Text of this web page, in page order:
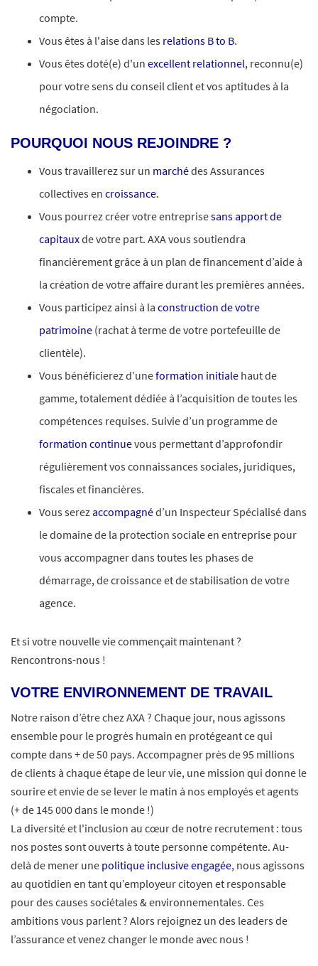
compte.
Vous êtes à l'aise dans les relations B to B.
Vous êtes doté(e) d'un excellent relationnel, reconnu(e)
pour votre sens du conseil client et vos aptitudes à la
négociation.
POURQUOI NOUS REJOINDRE ?
Vous travaillerez sur un marchédes Assurances
collectives en croissance.
Vous pourrez créer votre entreprisesans apport de
capitauxde votre part. AXA vous soutiendra
financièrement grâce à un plan de financement d’aide à
la création de votre affaire durant les premières années.
Vous participez ainsi à la construction de votre
patrimoine (rachat à terme de votre portefeuille de
clientèle).
Vous bénéficierez d’uneformation initiale haut de
gamme, totalement dédiée à l’acquisition de toutes les
compétences requises. Suivie d’un programme de
formation continuevous permettant d’approfondir
régulièrement vos connaissances sociales, juridiques,
fiscales et financières.
Vous serez accompagnéd’un Inspecteur Spécialisé dans
le domaine de la protection sociale en entreprise pour
vous accompagner dans toutes les phases de
démarrage, de croissance et de stabilisation de votre
agence.
Et si votre nouvelle vie commençait maintenant ?
Rencontrons-nous !
VOTRE ENVIRONNEMENT DE TRAVAIL
Notre raison d’être chez AXA ? Chaque jour, nous agissons
ensemble pour le progrès humain en protégeant ce qui
compte dans + de 50 pays. Accompagner près de 95 millions
de clients à chaque étape de leur vie, une mission qui donne le
sourire et envie de se lever le matin à nos employés et agents
(+ de 145 000 dans le monde !)
La diversité et l'inclusion au cœur de notre recrutement : tous
nos postes sont ouverts à toute personne compétente. Au-
delà de mener une politique inclusive engagée, nous agissons
au quotidien en tant qu’employeur citoyen et responsable
pour des causes sociétales & environnementales. Ces
ambitions vous parlent ? Alors rejoignez un des leaders de
l’assurance et venez changer le monde avec nous !